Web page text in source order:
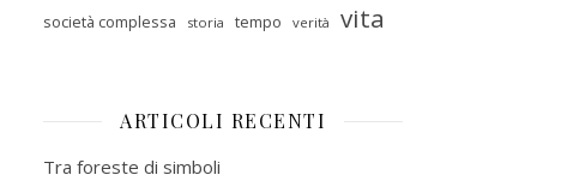
società complessa storia tempo verità vita
ARTICOLI RECENTI
Tra foreste di simboli